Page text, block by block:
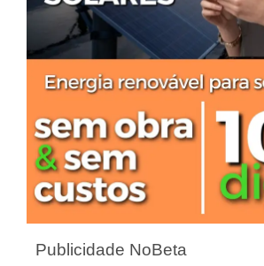
Publicidade NoBeta